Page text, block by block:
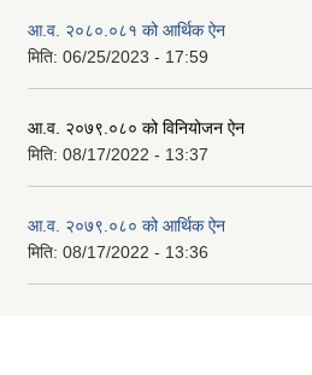
आ.व. २०८०.०८१ को आर्थिक ऐन
मिति: 06/25/2023 - 17:59
आ.व. २०७९.०८० को विनियोजन ऐन
मिति: 08/17/2022 - 13:37
आ.व. २०७९.०८० को आर्थिक ऐन
मिति: 08/17/2022 - 13:36